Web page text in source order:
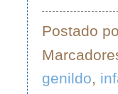
Postado
genildo,